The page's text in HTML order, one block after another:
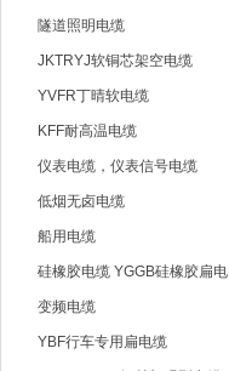
隧道照明电缆
JKTRYJ软铜芯架空电缆
YVFR丁晴软电缆
KFF耐高温电缆
仪表电缆，仪表信号电缆
低烟无卤电缆
船用电缆
硅橡胶电缆 YGGB硅橡胶扁电
缆
变频电缆
YBF行车专用扁电缆